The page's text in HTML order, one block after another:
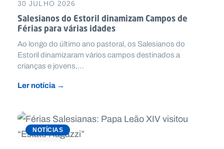
30 JULHO 2026
Salesianos do Estoril dinamizam Campos de
Férias para várias idades
Ao longo do último ano pastoral, os Salesianos do
Estoril dinamizaram vários campos destinados a
crianças e jovens,…
Ler notícia →
NOTÍCIAS